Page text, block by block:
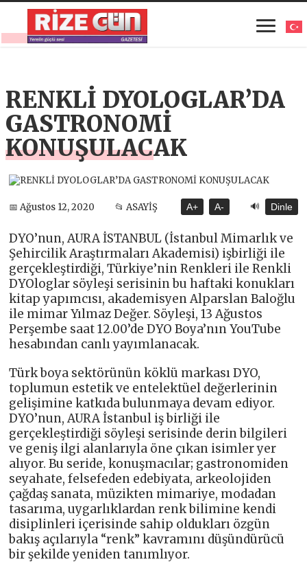
RENKLİ DYOLOGLAR’DA
GASTRONOMİ
KONUŞULACAK
📅 Ağustos 12, 2020 📂 ASAYİŞ A+ A- 🔊 Dinle
DYO’nun, AURA İSTANBUL (İstanbul Mimarlık ve
Şehircilik Araştırmaları Akademisi) işbirliği ile
gerçekleştirdiği, Türkiye’nin Renkleri ile Renkli
DYOloglar söyleşi serisinin bu haftaki konukları
kitap yapımcısı, akademisyen Alparslan Baloğlu
ile mimar Yılmaz Değer. Söyleşi, 13 Ağustos
Perşembe saat 12.00’de DYO Boya’nın YouTube
hesabından canlı yayımlanacak.
Türk boya sektörünün köklü markası DYO,
toplumun estetik ve entelektüel değerlerinin
gelişimine katkıda bulunmaya devam ediyor.
DYO’nun, AURA İstanbul iş birliği ile
gerçekleştirdiği söyleşi serisinde derin bilgileri
ve geniş ilgi alanlarıyla öne çıkan isimler yer
alıyor. Bu seride, konuşmacılar; gastronomiden
seyahate, felsefeden edebiyata, arkeolojiden
çağdaş sanata, müzikten mimariye, modadan
tasarıma, uygarlıklardan renk bilimine kendi
disiplinleri içerisinde sahip oldukları özgün
bakış açılarıyla “renk” kavramını düşündürücü
bir şekilde yeniden tanımlıyor.